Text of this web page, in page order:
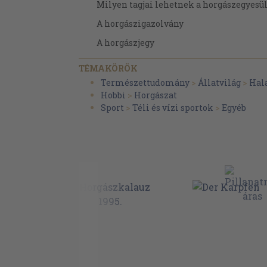
Milyen tagjai lehetnek a
A horgászigazolvány
A horgászjegy
A horgászható vizek megoszlása
A területi engedély
A gyermek-horgászjegy
A horgászsport szervezeti felépítése
A horgászegyesületek célja és feladata
TÉMAKÖRÖK
Természettudomány > Állatvilág >
Hobbi > Horgászat
Sport > Téli és vízi sportok > Egyéb